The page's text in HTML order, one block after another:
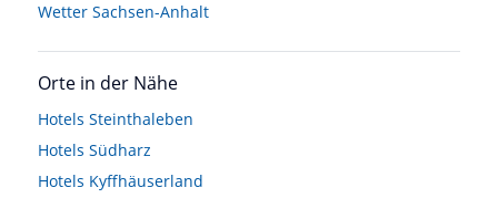
Wetter Sachsen-Anhalt
Orte in der Nähe
Hotels Steinthaleben
Hotels Südharz
Hotels Kyffhäuserland